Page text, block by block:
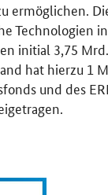
ermöglichen.
Technologien
initial 3,75
hat hierzu 1
und des
zum Markterfolg"